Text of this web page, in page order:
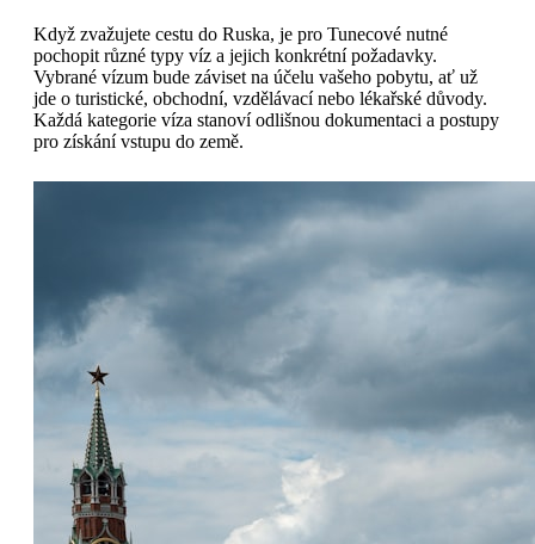
Když zvažujete cestu do Ruska, je pro Tunecové nutné
pochopit různé typy víz a jejich konkrétní požadavky.
Vybrané vízum bude záviset na účelu vašeho pobytu, ať už
jde o turistické, obchodní, vzdělávací nebo lékařské důvody.
Každá kategorie víza stanoví odlišnou dokumentaci a postupy
pro získání vstupu do země.